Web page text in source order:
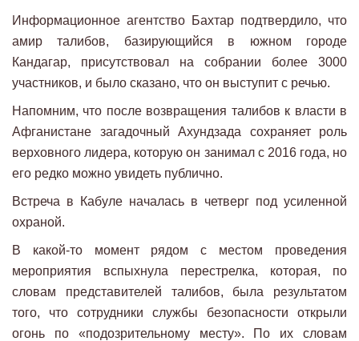
Информационное агентство Бахтар подтвердило, что
амир талибов, базирующийся в южном городе
Кандагар, присутствовал на собрании более 3000
участников, и было сказано, что он выступит с речью.
Напомним, что после возвращения талибов к власти в
Афганистане загадочный Ахундзада сохраняет роль
верховного лидера, которую он занимал с 2016 года, но
его редко можно увидеть публично.
Встреча в Кабуле началась в четверг под усиленной
охраной.
В какой-то момент рядом с местом проведения
мероприятия вспыхнула перестрелка, которая, по
словам представителей талибов, была результатом
того, что сотрудники службы безопасности открыли
огонь по «подозрительному месту». По их словам